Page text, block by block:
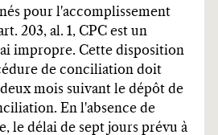
pour l'accomplissement
203, al. 1, CPC est un
impropre. Cette disposition
de conciliation doit
mois suivant le dépôt de
En l'absence de
le délai de sept jours prévu à